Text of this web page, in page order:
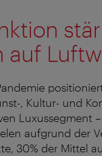
auf
, Kultur- und
Luxussegment
aufgrund der
30% der Mittel